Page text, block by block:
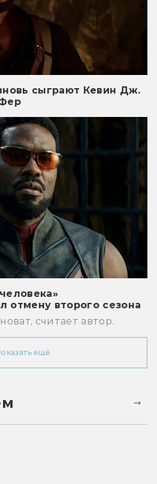
сыграют Кевин Дж.
отмену второго сезона
считает автор.
ещё